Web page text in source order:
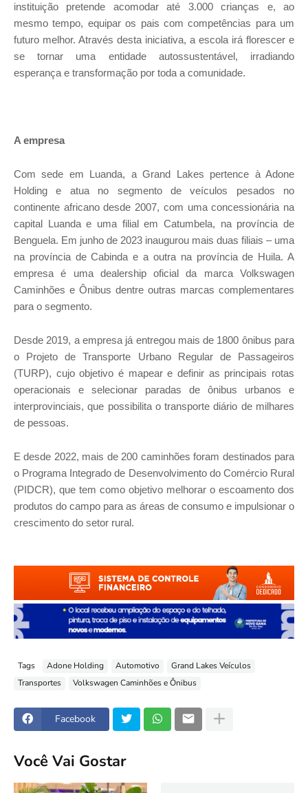
instituição pretende acomodar até 3.000 crianças e, ao
mesmo tempo, equipar os pais com competências para um
futuro melhor. Através desta iniciativa, a escola irá florescer e
se tornar uma entidade autossustentável, irradiando
esperança e transformação por toda a comunidade.
A empresa
Com sede em Luanda, a Grand Lakes pertence à Adone
Holding e atua no segmento de veículos pesados no
continente africano desde 2007, com uma concessionária na
capital Luanda e uma filial em Catumbela, na província de
Benguela. Em junho de 2023 inaugurou mais duas filiais – uma
na província de Cabinda e a outra na província de Huila. A
empresa é uma dealership oficial da marca Volkswagen
Caminhões e Ônibus dentre outras marcas complementares
para o segmento.
Desde 2019, a empresa já entregou mais de 1800 ônibus para
o Projeto de Transporte Urbano Regular de Passageiros
(TURP), cujo objetivo é mapear e definir as principais rotas
operacionais e selecionar paradas de ônibus urbanos e
interprovinciais, que possibilita o transporte diário de milhares
de pessoas.
E desde 2022, mais de 200 caminhões foram destinados para
o Programa Integrado de Desenvolvimento do Comércio Rural
(PIDCR), que tem como objetivo melhorar o escoamento dos
produtos do campo para as áreas de consumo e impulsionar o
crescimento do setor rural.
Tags Adone Holding Automotivo
Grand Lakes Veículos
Transportes
Volkswagen Caminhões e Ônibus
Facebook
Você Vai Gostar